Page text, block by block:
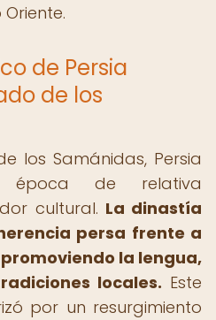
de Persia
de los
los Samánidas, Persia
época de relativa
cultural. La dinastía
persa frente a
la lengua,
locales. Este
por un resurgimiento